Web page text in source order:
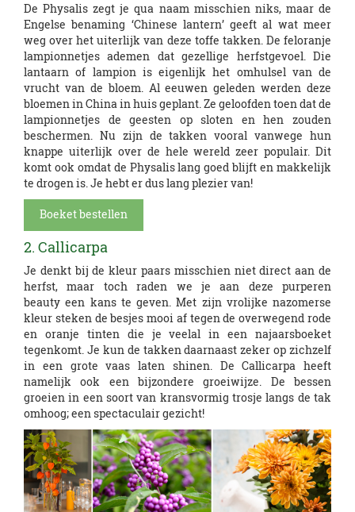
De Physalis zegt je qua naam misschien niks, maar de
Engelse benaming ‘Chinese lantern’ geeft al wat meer
weg over het uiterlijk van deze toffe takken. De feloranje
lampionnetjes ademen dat gezellige herfstgevoel. Die
lantaarn of lampion is eigenlijk het omhulsel van de
vrucht van de bloem. Al eeuwen geleden werden deze
bloemen in China in huis geplant. Ze geloofden toen dat de
lampionnetjes de geesten op sloten en hen zouden
beschermen. Nu zijn de takken vooral vanwege hun
knappe uiterlijk over de hele wereld zeer populair. Dit
komt ook omdat de Physalis lang goed blijft en makkelijk
te drogen is. Je hebt er dus lang plezier van!
Boeket bestellen
2. Callicarpa
Je denkt bij de kleur paars misschien niet direct aan de
herfst, maar toch raden we je aan deze purperen
beauty een kans te geven. Met zijn vrolijke nazomerse
kleur steken de besjes mooi af tegen de overwegend rode
en oranje tinten die je veelal in een najaarsboeket
tegenkomt. Je kun de takken daarnaast zeker op zichzelf
in een grote vaas laten shinen. De Callicarpa heeft
namelijk ook een bijzondere groeiwijze. De bessen
groeien in een soort van kransvormig trosje langs de tak
omhoog; een spectaculair gezicht!